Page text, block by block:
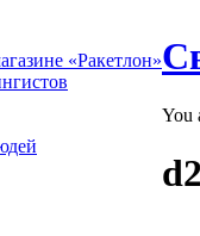
«Ракетлон»
You